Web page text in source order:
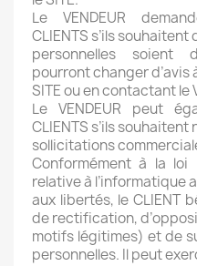
Le VENDEUR
CLIENTS s’ils
personnelles soient
pourront changer d’avis
SITE ou en contactant le
Le VENDEUR peut
CLIENTS s’ils
sollicitations
Conformément à la loi
relative à l’informatique
aux libertés, le CLIENT
de rectification,
motifs légitimes) et de
personnelles. Il peut